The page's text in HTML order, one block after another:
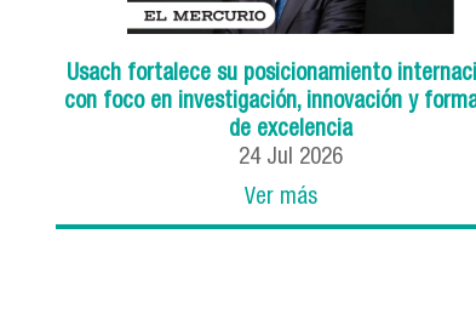
Usach fortalece su posicionamiento
con foco en investigación, innovación y
de excelencia
24 Jul 2026
Ver más